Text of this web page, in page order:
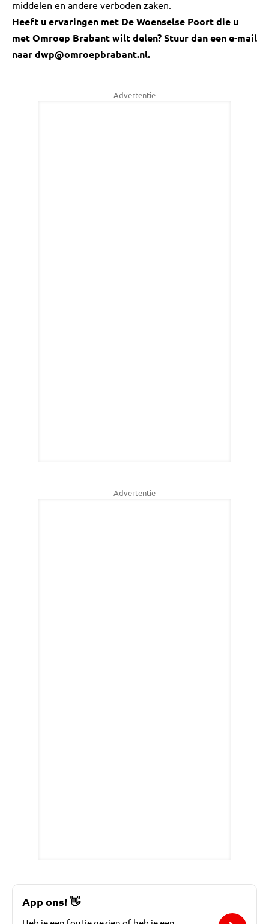
middelen en andere verboden zaken.
Heeft u ervaringen met De Woenselse Poort die u
met Omroep Brabant wilt delen? Stuur dan een e-mail
naardwp@omroepbrabant.nl.
Advertentie
Advertentie
App ons!👋